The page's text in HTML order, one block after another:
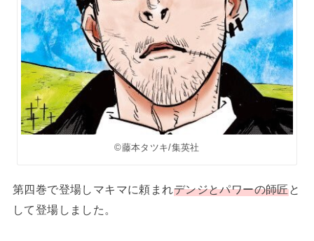
©藤本タツキ/集英社
第四巻で登場しマキマに頼まれデンジとパワーの師匠と
して登場しました。